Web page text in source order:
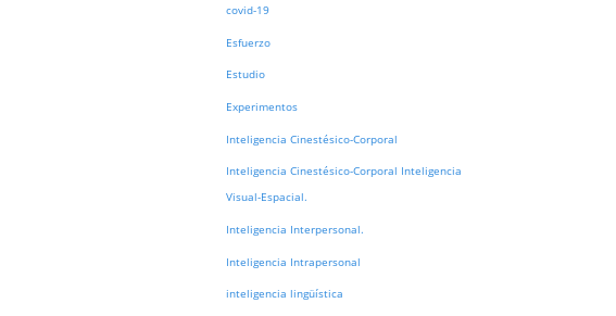
covid-19
Esfuerzo
Estudio
Experimentos
Inteligencia Cinestésico-Corporal
Inteligencia Cinestésico-Corporal Inteligencia
Visual-Espacial.
Inteligencia Interpersonal.
Inteligencia Intrapersonal
inteligencia lingüística